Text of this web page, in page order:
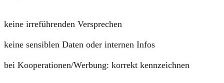
keine irreführenden Versprechen
keine sensiblen Daten oder internen Infos
bei Kooperationen/Werbung: korrekt kennzeichnen